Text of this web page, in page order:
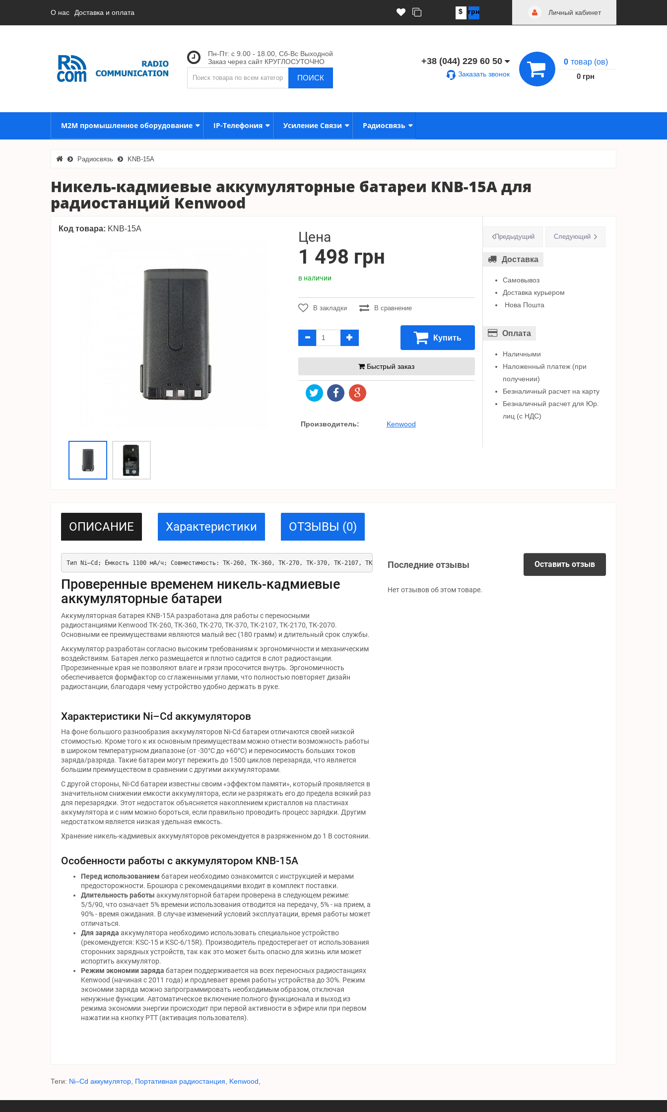
О нас Доставка и оплата $ грн Личный кабинет
Пн-Пт: с 9.00 - 18.00, Сб-Вс Выходной
Заказ через сайт КРУГЛОСУТОЧНО
ПОИСК
+38 (044) 229 60 50
Заказать звонок
0 товар (ов)
0 грн
M2M промышленное оборудование IP-Телефония Усиление Связи Радиосвязь
Радиосвязь KNB-15A
Никель-кадмиевые аккумуляторные батареи KNB-15A для
радиостанций Kenwood
Код товара: KNB-15A
Цена
1 498 грн
в наличии
В закладки В сравнение
Купить
Быстрый заказ
Производитель: Kenwood
Предыдущий Следующий
Доставка
Самовывоз
Доставка курьером
Нова Пошта
Оплата
Наличными
Наложенный платеж (при
получении)
Безналичный расчет на карту
Безналичный расчет для Юр.
лиц (с НДС)
ОПИСАНИЕ Характеристики ОТЗЫВЫ (0)
Тип Ni–Cd; Ёмкость 1100 мА/ч; Совместимость: ТК-260, ТК-360, ТК-270, ТК-370, ТК-2107, ТК-2170, ТК-2070
Проверенные временем никель-кадмиевые
аккумуляторные батареи
Аккумуляторная батарея KNB-15A разработана для работы с переносными
радиостанциями Kenwood ТК-260, ТК-360, ТК-270, ТК-370, ТК-2107, ТК-2170, ТК-2070.
Основными ее преимуществами являются малый вес (180 грамм) и длительный срок службы.
Аккумулятор разработан согласно высоким требованиям к эргономичности и механическим
воздействиям. Батарея легко размещается и плотно садится в слот радиостанции.
Прорезиненные края не позволяют влаге и грязи просочится внутрь. Эргономичность
обеспечивается формфактор со сглаженными углами, что полностью повторяет дизайн
радиостанции, благодаря чему устройство удобно держать в руке.
Характеристики Ni–Cd аккумуляторов
На фоне большого разнообразия аккумуляторов Ni-Cd батареи отличаются своей низкой
стоимостью. Кроме того к их основным преимуществам можно отнести возможность работы
в широком температурном диапазоне (от -30°C до +60°C) и переносимость больших токов
заряда/разряда. Такие батареи могут пережить до 1500 циклов перезаряда, что является
большим преимуществом в сравнении с другими аккумуляторами.
С другой стороны, Ni-Cd батареи известны своим «эффектом памяти», который проявляется в
значительном снижении емкости аккумулятора, если не разряжать его до предела всякий раз
для перезарядки. Этот недостаток объясняется накоплением кристаллов на пластинах
аккумулятора и с ним можно бороться, если правильно проводить процесс зарядки. Другим
недостатком является низкая удельная емкость.
Хранение никель-кадмиевых аккумуляторов рекомендуется в разряженном до 1 В состоянии.
Особенности работы с аккумулятором KNB-15A
Перед использованием батареи необходимо ознакомится с инструкцией и мерами
предосторожности. Брошюра с рекомендациями входит в комплект поставки.
Длительность работы аккумуляторной батареи проверена в следующем режиме:
5/5/90, что означает 5% времени использования отводится на передачу, 5% - на прием, а
90% - время ожидания. В случае изменений условий эксплуатации, время работы может
отличаться.
Для заряда аккумулятора необходимо использовать специальное устройство
(рекомендуется: KSC-15 и KSC-6/15R). Производитель предостерегает от использования
сторонних зарядных устройств, так как это может быть опасно для жизнь или может
испортить аккумулятор.
Режим экономии заряда батареи поддерживается на всех переносных радиостанциях
Kenwood (начиная с 2011 года) и продлевает время работы устройства до 30%. Режим
экономии заряда можно запрограммировать необходимым образом, отключая
ненужные функции. Автоматическое включение полного функционала и выход из
режима экономии энергии происходит при первой активности в эфире или при первом
нажатии на кнопку РТТ (активация пользователя).
Последние отзывы Оставить отзыв
Нет отзывов об этом товаре.
Теги: Ni–Cd аккумулятор Портативная радиостанция Kenwood